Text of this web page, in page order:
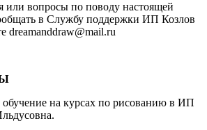
или вопросы по поводу настоящей
в Службу поддержки ИП Козлов
dreamanddraw@mail.ru
на курсах по рисованию в ИП